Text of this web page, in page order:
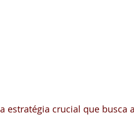
estratégia crucial que busca